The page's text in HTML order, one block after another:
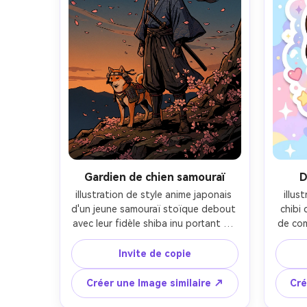
profonde-AR 4:5
Gardien de chien samouraï
illustration de style anime japonais
d'un jeune samouraï stoïque debout
avec leur fidèle shiba inu portant un
harnais blindé miniature et un
bandeau, fleurs de cerisier balayées
par le vent, silhouette forte, art de
ligne audacieux en forme d'encre,
ombrage cel à haut contraste,
Invite de copie
Créer une Image similaire ↗
chibi
de